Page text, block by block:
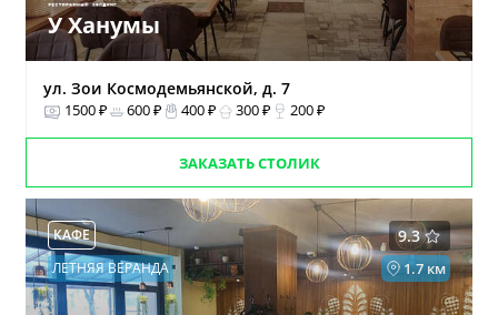
У Ханумы
ул. Зои Космодемьянской, д. 7
1500 ₽ 600 ₽ 400 ₽ 300 ₽ 200 ₽
ЗАКАЗАТЬ СТОЛИК
9.3
КАФЕ
1.7 км
ЛЕТНЯЯ ВЕРАНДА